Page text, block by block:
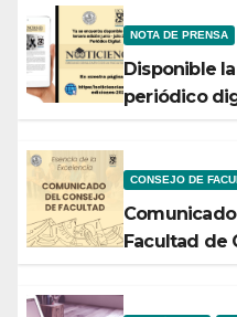
NOTA DE PRENSA
Disponible
periódico
CONSEJO DE
Facultad de